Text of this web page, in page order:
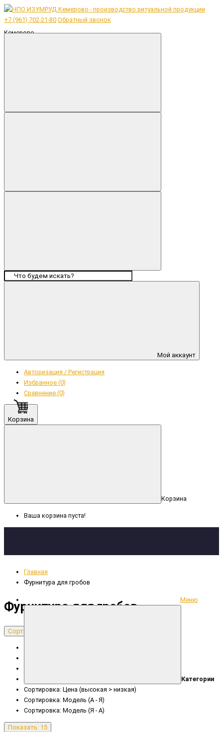
+7 (961) 702-21-80 Обратный звонок
Мой аккаунт
Авторизация / Регистрация
Избранное (0)
Сравнение (0)
Корзина
Корзина
Ваша корзина пуста!
Меню
Категории
Главная
Фурнитура для гробов
Фурнитура для гробов
Сортировка: По умолчанию
Сортировка: Цена (высокая > низкая)
Сортировка: Модель (А - Я)
Сортировка: Модель (Я - А)
Показать: 15